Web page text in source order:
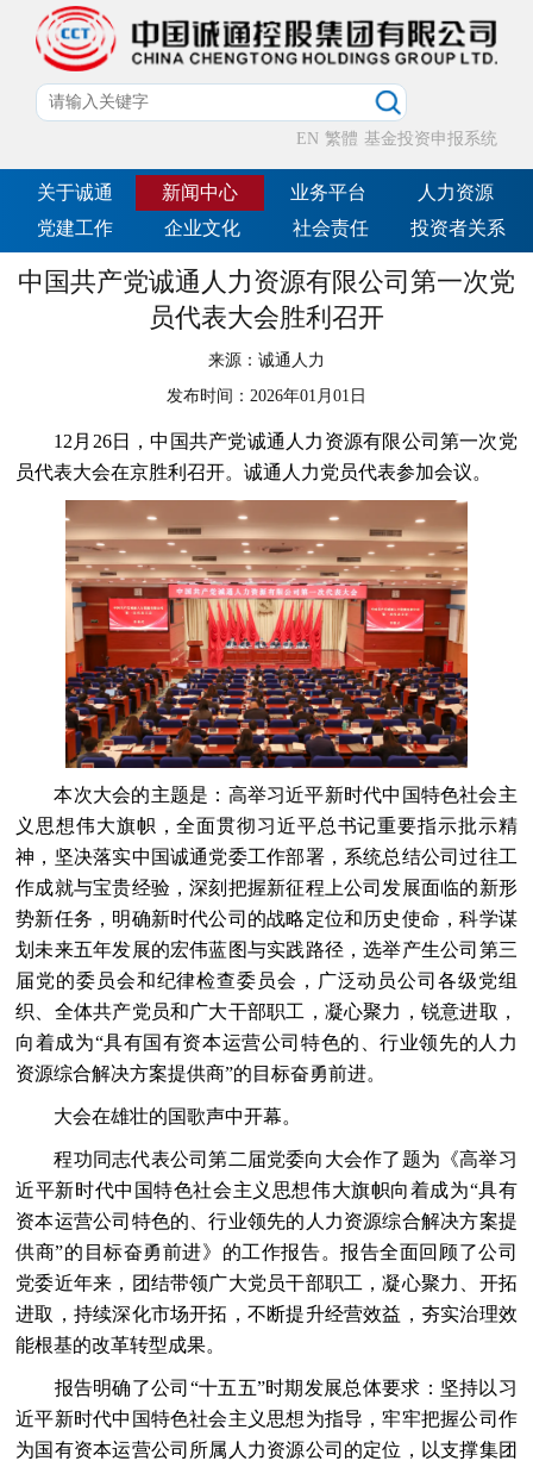
EN 繁體 基金投资申报系统
关于诚通 新闻中心 业务平台
人力资源
党建工作
企业文化 社会责任 投资者关系
中国共产党诚通人力资源有限公司第一次党
员代表大会胜利召开
来源： 诚通人力
发布时间： 2026年01月01日
12月26日，中国共产党诚通人力资源有限公司第一次党
员代表大会在京胜利召开。诚通人力党员代表参加会议。
本次大会的主题是：高举习近平新时代中国特色社会主
义思想伟大旗帜，全面贯彻习近平总书记重要指示批示精
神，坚决落实中国诚通党委工作部署，系统总结公司过往工
作成就与宝贵经验，深刻把握新征程上公司发展面临的新形
势新任务，明确新时代公司的战略定位和历史使命，科学谋
划未来五年发展的宏伟蓝图与实践路径，选举产生公司第三
届党的委员会和纪律检查委员会，广泛动员公司各级党组
织、全体共产党员和广大干部职工，凝心聚力，锐意进取，
向着成为“具有国有资本运营公司特色的、行业领先的人力
资源综合解决方案提供商”的目标奋勇前进。
大会在雄壮的国歌声中开幕。
程功同志代表公司第二届党委向大会作了题为《高举习
近平新时代中国特色社会主义思想伟大旗帜向着成为“具有
资本运营公司特色的、行业领先的人力资源综合解决方案提
供商”的目标奋勇前进》的工作报告。报告全面回顾了公司
党委近年来，团结带领广大党员干部职工，凝心聚力、开拓
进取，持续深化市场开拓，不断提升经营效益，夯实治理效
能根基的改革转型成果。
报告明确了公司“十五五”时期发展总体要求：坚持以习
近平新时代中国特色社会主义思想为指导，牢牢把握公司作
为国有资本运营公司所属人力资源公司的定位，以支撑集团